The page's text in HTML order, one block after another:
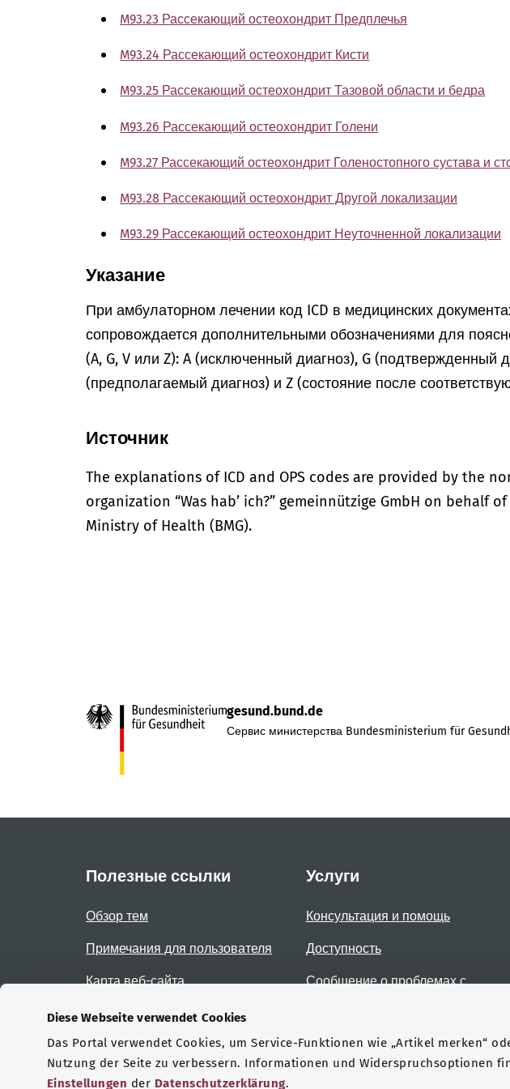
Diese Webseite verwendet Cookies
Das Portal verwendet Cookies, um Service-Funktionen wie „Artikel merken“
Nutzung der Seite zu verbessern. Informationen und Widerspruchsoptionen
Einstellungen der Datenschutzerklärung.
M93.23 Рассекающий остеохондрит Предплечья
M93.24 Рассекающий остеохондрит Кисти
M93.25 Рассекающий остеохондрит Тазовой области и бедра
M93.26 Рассекающий остеохондрит Голени
M93.27 Рассекающий остеохондрит Голеностопного сустава и
M93.28 Рассекающий остеохондрит Другой локализации
M93.29 Рассекающий остеохондрит Неуточненной локализации
Указание
При амбулаторном лечении код ICD в медицинских
сопровождается дополнительными обозначениями для
(A, G, V или Z): A (исключенный диагноз), G (подтвержденный
(предполагаемый диагноз) и Z (состояние после
Источник
The explanations of ICD and OPS codes are provided by the
organization “Was hab’ ich?” gemeinnützige GmbH on behalf
Ministry of Health (BMG).
gesund.bund.de
Сервис министерства Bundesministerium für
Полезные ссылки
Обзор тем
Примечания для пользователя
Карта веб-сайта
Услуги
Консультация и помощь
Доступность
Сообщение о проблемах с
Сертификаты